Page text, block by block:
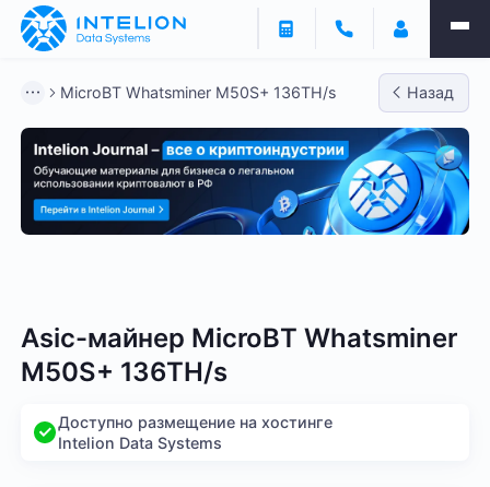
MicroBT Whatsminer M50S+ 136TH/s Назад
Asic-майнер MicroBT Whatsminer
M50S+ 136TH/s
Доступно размещение на хостинге
Intelion Data Systems